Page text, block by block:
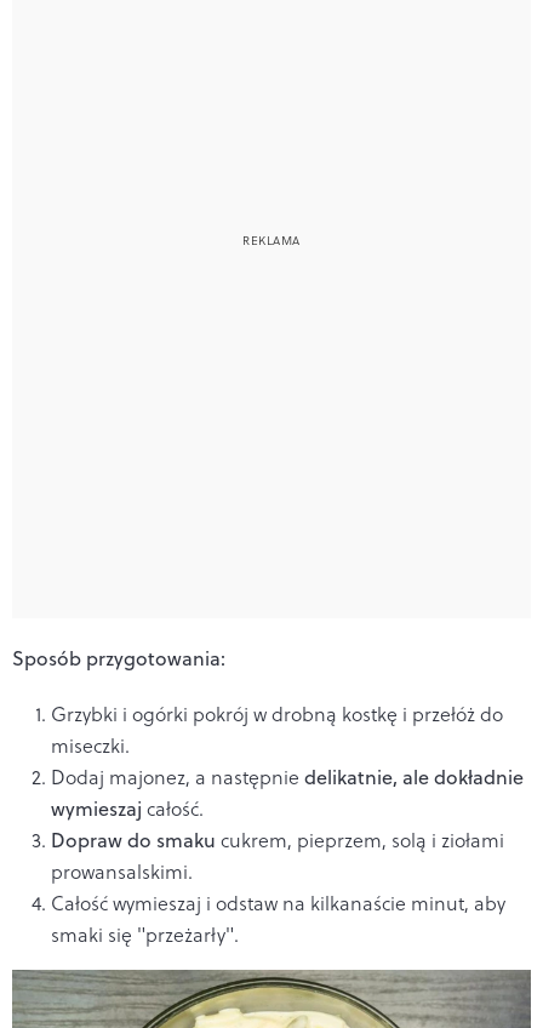
Sposób przygotowania:
Grzybki i ogórki pokrój w drobną kostkę i przełóż do
miseczki.
Dodaj majonez, a następnie delikatnie, ale dokładnie
wymieszaj całość.
Dopraw do smaku cukrem, pieprzem, solą i ziołami
prowansalskimi.
Całość wymieszaj i odstaw na kilkanaście minut, aby
smaki się "przeżarły".